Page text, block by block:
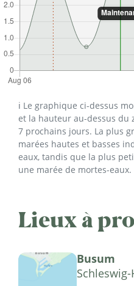
ℹ️ Le graphique ci-dessus
et la hauteur au-dessus du
7 prochains jours. La plus
marées hautes et basses
eaux, tandis que la plus
une marée de mortes-eaux.
Lieux à
Busum